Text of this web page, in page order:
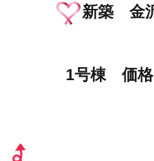
新築 金
1号棟 価